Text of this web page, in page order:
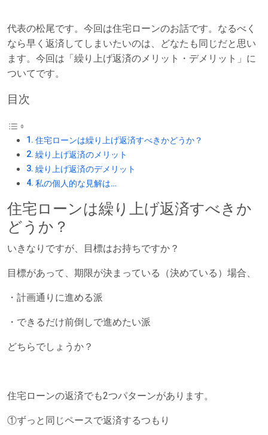
代表の松尾です。今回は住宅ローンのお話です。なるべく
なら早く返済してしまいたいのは、どなたも同じだと思い
ます。今回は「繰り上げ返済のメリット・デメリット」に
ついてです。
目次
住宅ローンは繰り上げ返済すべきかどうか？
繰り上げ返済のメリット
繰り上げ返済のデメリット
私の個人的な見解は…
住宅ローンは繰り上げ返済すべきか
どうか？
いきなりですが、目標はお持ちですか？
目標があって、期限が決まっている（決めている）場合、
・計画通りに進める派
・できるだけ前倒しで進めたい派
どちらでしょうか？
住宅ローンの返済でも2つパターンがあります。
①ずっと同じペースで返済するつもり